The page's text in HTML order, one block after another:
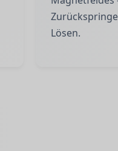
Lösen.